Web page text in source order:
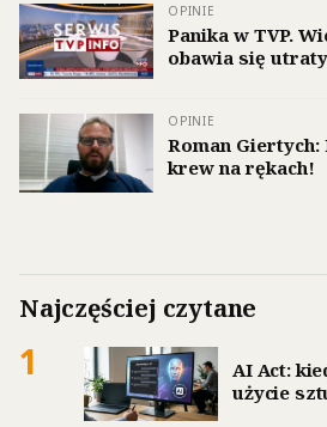
OPINIE
Panika w TVP.
obawia się
OPINIE
Roman
krew na rękach!
Najczęściej czytane
1
AI Act:
użycie